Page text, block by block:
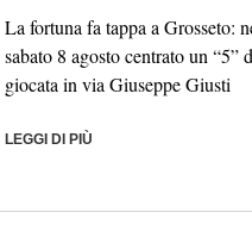
La fortuna fa tappa a Grosseto:
sabato 8 agosto centrato un “5”
giocata in via Giuseppe Giusti
LEGGI DI PIÙ